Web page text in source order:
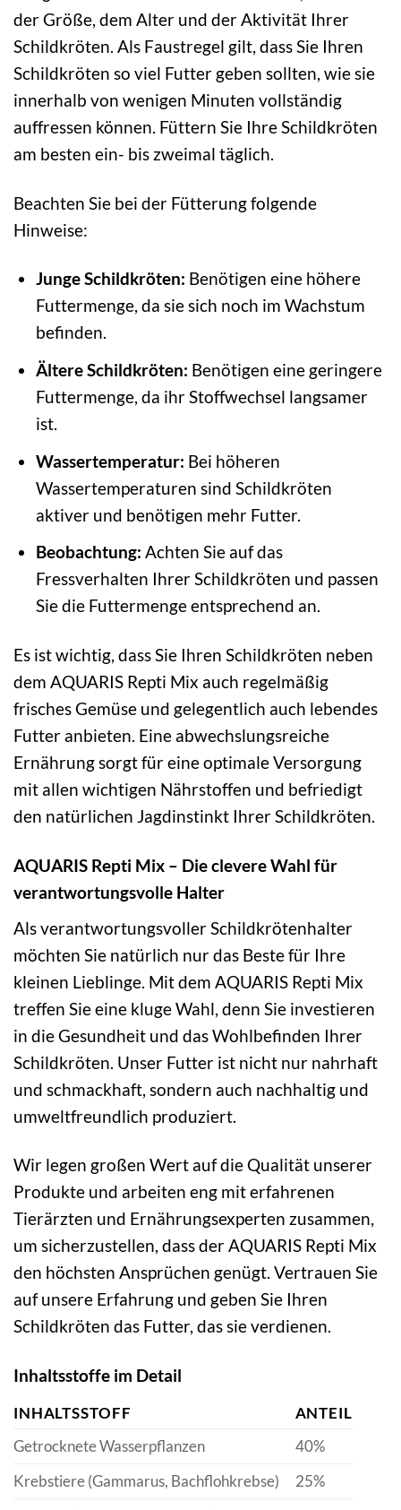
der Größe, dem Alter und der Aktivität Ihrer
Schildkröten. Als Faustregel gilt, dass Sie Ihren
Schildkröten so viel Futter geben sollten, wie sie
innerhalb von wenigen Minuten vollständig
auffressen können. Füttern Sie Ihre Schildkröten
am besten ein- bis zweimal täglich.
Beachten Sie bei der Fütterung folgende
Hinweise:
Junge Schildkröten: Benötigen eine höhere
Futtermenge, da sie sich noch im Wachstum
befinden.
Ältere Schildkröten: Benötigen eine geringere
Futtermenge, da ihr Stoffwechsel langsamer
ist.
Wassertemperatur: Bei höheren
Wassertemperaturen sind Schildkröten
aktiver und benötigen mehr Futter.
Beobachtung: Achten Sie auf das
Fressverhalten Ihrer Schildkröten und passen
Sie die Futtermenge entsprechend an.
Es ist wichtig, dass Sie Ihren Schildkröten neben
dem AQUARIS Repti Mix auch regelmäßig
frisches Gemüse und gelegentlich auch lebendes
Futter anbieten. Eine abwechslungsreiche
Ernährung sorgt für eine optimale Versorgung
mit allen wichtigen Nährstoffen und befriedigt
den natürlichen Jagdinstinkt Ihrer Schildkröten.
AQUARIS Repti Mix – Die clevere Wahl für
verantwortungsvolle Halter
Als verantwortungsvoller Schildkrötenhalter
möchten Sie natürlich nur das Beste für Ihre
kleinen Lieblinge. Mit dem AQUARIS Repti Mix
treffen Sie eine kluge Wahl, denn Sie investieren
in die Gesundheit und das Wohlbefinden Ihrer
Schildkröten. Unser Futter ist nicht nur nahrhaft
und schmackhaft, sondern auch nachhaltig und
umweltfreundlich produziert.
Wir legen großen Wert auf die Qualität unserer
Produkte und arbeiten eng mit erfahrenen
Tierärzten und Ernährungsexperten zusammen,
um sicherzustellen, dass der AQUARIS Repti Mix
den höchsten Ansprüchen genügt. Vertrauen Sie
auf unsere Erfahrung und geben Sie Ihren
Schildkröten das Futter, das sie verdienen.
Inhaltsstoffe im Detail
INHALTSSTOFF
ANTEIL
Getrocknete Wasserpflanzen
40%
Krebstiere (Gammarus, Bachflohkrebse)
25%